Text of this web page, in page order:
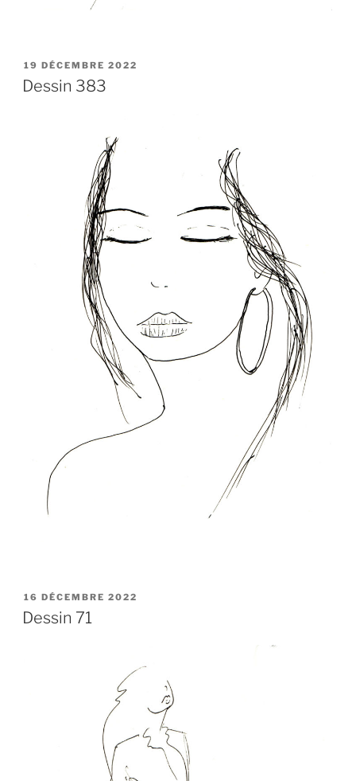
PUBLIÉ
LE
19 DÉCEMBRE 2022
Dessin 383
PUBLIÉ
LE
16 DÉCEMBRE 2022
Dessin 71